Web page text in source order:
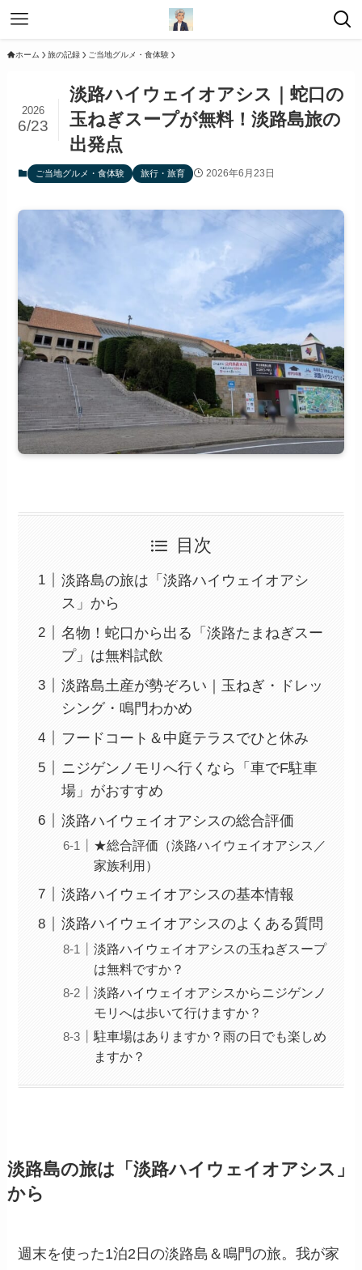
ホーム 旅の記録 ご当地グルメ・食体験
淡路ハイウェイオアシス｜蛇口の
玉ねぎスープが無料！淡路島旅の
出発点
2026
6/23
ご当地グルメ・食体験 旅行・旅育 2026年6月23日
目次
淡路島の旅は「淡路ハイウェイオアシ
ス」から
名物！蛇口から出る「淡路たまねぎスー
プ」は無料試飲
淡路島土産が勢ぞろい｜玉ねぎ・ドレッ
シング・鳴門わかめ
フードコート＆中庭テラスでひと休み
ニジゲンノモリへ行くなら「車でF駐車
場」がおすすめ
淡路ハイウェイオアシスの総合評価
★総合評価（淡路ハイウェイオアシス／
家族利用）
淡路ハイウェイオアシスの基本情報
淡路ハイウェイオアシスのよくある質問
淡路ハイウェイオアシスの玉ねぎスープ
は無料ですか？
淡路ハイウェイオアシスからニジゲンノ
モリへは歩いて行けますか？
駐車場はありますか？雨の日でも楽しめ
ますか？
淡路島の旅は「淡路ハイウェイオアシス」
から
週末を使った1泊2日の淡路島＆鳴門の旅。我が家